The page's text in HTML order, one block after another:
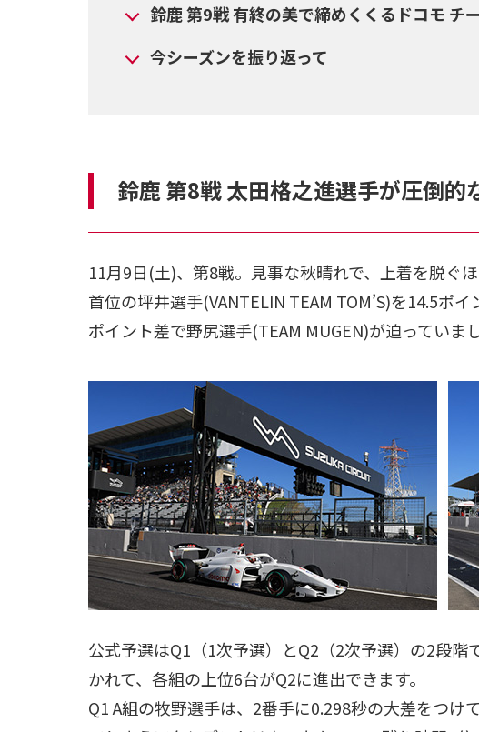
鈴鹿 第9戦 有終の美で締めくくるドコモ チ
今シーズンを振り返って
鈴鹿 第8戦 太田格之進選手が圧倒的
11月9日(土)、第8戦。見事な秋晴れで、上着を脱ぐ
首位の坪井選手(VANTELIN TEAM TOM’S)を14.5ポ
ポイント差で野尻選手(TEAM MUGEN)が迫っていまし
公式予選はQ1（1次予選）とQ2（2次予選）の2段
かれて、各組の上位6台がQ2に進出できます。
Q1 A組の牧野選手は、2番手に0.298秒の大差をつけ